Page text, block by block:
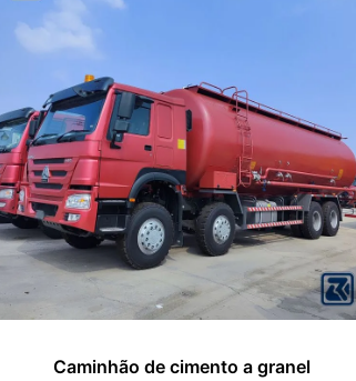
Caminhão de cimento a granel